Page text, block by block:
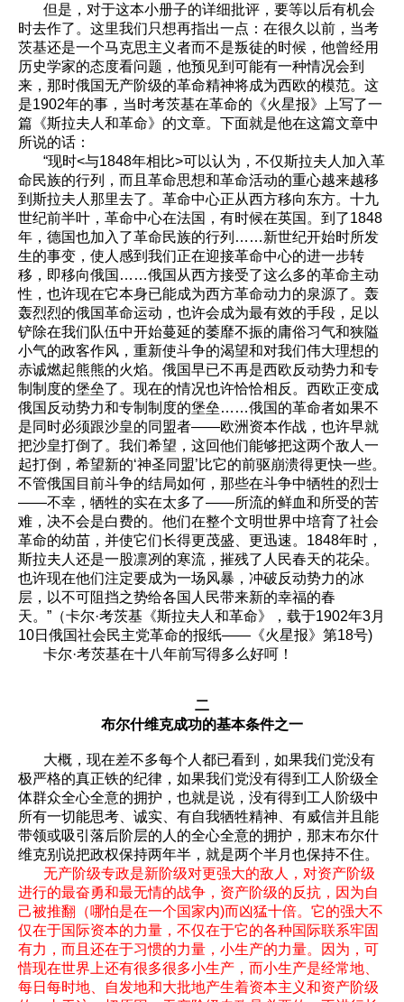
但是，对于这本小册子的详细批评，要等以后有机会
时去作了。这里我们只想再指出一点：在很久以前，当考
茨基还是一个马克思主义者而不是叛徒的时候，他曾经用
历史学家的态度看问题，他预见到可能有一种情况会到
来，那时俄国无产阶级的革命精神将成为西欧的模范。这
是1902年的事，当时考茨基在革命的《火星报》上写了一
篇《斯拉夫人和革命》的文章。下面就是他在这篇文章中
所说的话：
“现时<与1848年相比>可以认为，不仅斯拉夫人加入革
命民族的行列，而且革命思想和革命活动的重心越来越移
到斯拉夫人那里去了。革命中心正从西方移向东方。十九
世纪前半叶，革命中心在法国，有时候在英国。到了1848
年，德国也加入了革命民族的行列……新世纪开始时所发
生的事变，使人感到我们正在迎接革命中心的进一步转
移，即移向俄国……俄国从西方接受了这么多的革命主动
性，也许现在它本身已能成为西方革命动力的泉源了。轰
轰烈烈的俄国革命运动，也许会成为最有效的手段，足以
铲除在我们队伍中开始蔓延的萎靡不振的庸俗习气和狭隘
小气的政客作风，重新使斗争的渴望和对我们伟大理想的
赤诚燃起熊熊的火焰。俄国早已不再是西欧反动势力和专
制制度的堡垒了。现在的情况也许恰恰相反。西欧正变成
俄国反动势力和专制制度的堡垒……俄国的革命者如果不
是同时必须跟沙皇的同盟者——欧洲资本作战，也许早就
把沙皇打倒了。我们希望，这回他们能够把这两个敌人一
起打倒，希望新的‘神圣同盟’比它的前驱崩溃得更快一些。
不管俄国目前斗争的结局如何，那些在斗争中牺牲的烈士
——不幸，牺牲的实在太多了——所流的鲜血和所受的苦
难，决不会是白费的。他们在整个文明世界中培育了社会
革命的幼苗，并使它们长得更茂盛、更迅速。1848年时，
斯拉夫人还是一股凛冽的寒流，摧残了人民春天的花朵。
也许现在他们注定要成为一场风暴，冲破反动势力的冰
层，以不可阻挡之势给各国人民带来新的幸福的春
天。”（卡尔·考茨基《斯拉夫人和革命》，载于1902年3月
10日俄国社会民主党革命的报纸——《火星报》第18号)
卡尔·考茨基在十八年前写得多么好呵！
二
布尔什维克成功的基本条件之一
大概，现在差不多每个人都已看到，如果我们党没有
极严格的真正铁的纪律，如果我们党没有得到工人阶级全
体群众全心全意的拥护，也就是说，没有得到工人阶级中
所有一切能思考、诚实、有自我牺牲精神、有威信并且能
带领或吸引落后阶层的人的全心全意的拥护，那末布尔什
维克别说把政权保持两年半，就是两个半月也保持不住。
无产阶级专政是新阶级对更强大的敌人，对资产阶级
进行的最奋勇和最无情的战争，资产阶级的反抗，因为自
己被推翻（哪怕是在一个国家内)而凶猛十倍。它的强大不
仅在于国际资本的力量，不仅在于它的各种国际联系牢固
有力，而且还在于习惯的力量，小生产的力量。因为，可
惜现在世界上还有很多很多小生产，而小生产是经常地、
每日每时地、自发地和大批地产生着资本主义和资产阶级